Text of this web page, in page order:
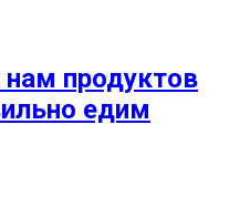
продуктов
едим